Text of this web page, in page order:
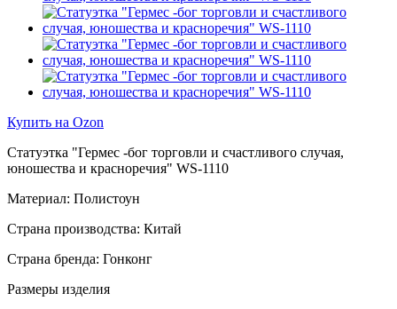
Купить на Ozon
Статуэтка "Гермес -бог торговли и счастливого случая,
юношества и красноречия" WS-1110
Материал: Полистоун
Страна производства: Китай
Страна бренда: Гонконг
Размеры изделия